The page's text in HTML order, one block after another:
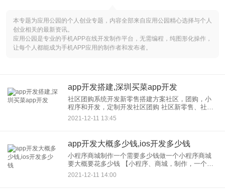
本专题为应用公园的个人创业专题，内容全部来自应用公园精心选择与个人
创业相关的最新资讯。
应用公园是专业的手机APP在线开发制作平台，无需编程，纯图形化操作，
让每个人都能成为手机APP应用的制作者和发布者。
app开发搭建,深圳买菜app开发
社区团购系统开发新零售搭建方案社区，团购，小
程序和开发，定制开发社区团购 社区新零售、社
区，团购，小程序线上线下完美对接，线上负责引
流，线下与供应商、配送对接。通过社区团购小程
2021-12-11 13:45
app开发大概多少钱,ios开发多少钱
小程序商城制作一个需要多少钱做一个小程序商城
要大概要花多少钱 【小程序、商城，制作，一个人
需要多少钱】多少钱成为小程序商城？可能要付出
代价，主要看你选择哪种方式，以及你实现的功能
2021-12-11 14:00